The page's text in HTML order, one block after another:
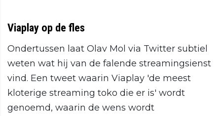
Viaplay op de fles
Ondertussen laat Olav Mol via Twitter subtiel
weten wat hij van de falende streamingsienst
vind. Een tweet waarin Viaplay 'de meest
kloterige streaming toko die er is' wordt
genoemd, waarin de wens wordt